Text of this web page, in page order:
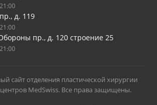
д. 119
пр., д. 120 строение 25
сайт отделения пластической хирургии
MedSwiss. Все права защищены.